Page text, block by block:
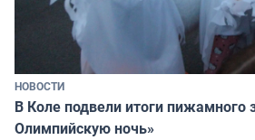
НОВОСТИ
В Коле подвели итоги пижамного
Олимпийскую ночь»